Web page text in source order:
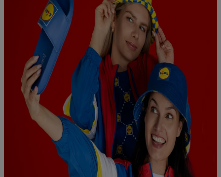
pośrednictwem TTD oraz wykorzystanie opartej na
telekomunikacji technologii Utiq do marketingu cyfrowego i:
wykorzystywanie dokładnych danych lokalizacyjnych, analiza
grup docelowych na podstawie statystyk lub łączenia danych
z różnych źródeł, opracowywanie i ulepszanie ofert, pomiar
skuteczności reklam, wykorzystanie ograniczonych danych do
wyboru reklam, wykorzystanie profili do doboru
spersonalizowanych reklam, tworzenie profili na potrzeby
personalizacji reklam, przechowywanie lub dostęp do
informacji na urządzeniu końcowym.
Użycie dokładnych danych geolokalizacyjnych.
Przechowywanie informacji na urządzeniu lub dostęp do
nich. Rozumienie odbiorców dzięki statystyce lub
kombinacji danych z różnych źródeł. Pomiar